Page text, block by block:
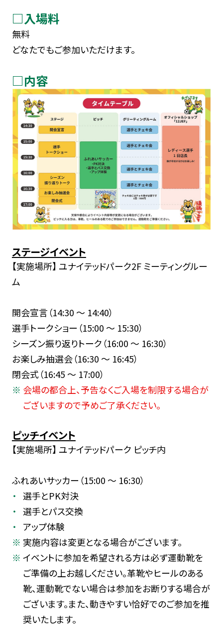
□入場料
無料
どなたでもご参加いただけます。
□内容
ステージイベント
【実施場所】 ユナイテッドパーク2F ミーティングルー
ム
開会宣言（14:30 ～ 14:40）
選手トークショー（15:00 ～ 15:30）
シーズン振り返りトーク（16:00 ～ 16:30）
お楽しみ抽選会（16:30 ～ 16:45）
閉会式（16:45 ～ 17:00）
会場の都合上、予告なくご入場を制限する場合が
ございますので予めご了承ください。
ピッチイベント
【実施場所】 ユナイテッドパーク ピッチ内
ふれあいサッカー（15:00 ～ 16:30）
選手とPK対決
選手とパス交換
アップ体験
実施内容は変更となる場合がございます。
イベントに参加を希望される方は必ず運動靴を
ご準備の上お越しください。革靴やヒールのある
靴、運動靴でない場合は参加をお断りする場合が
ございます。また、動きやすい恰好でのご参加を推
奨いたします。